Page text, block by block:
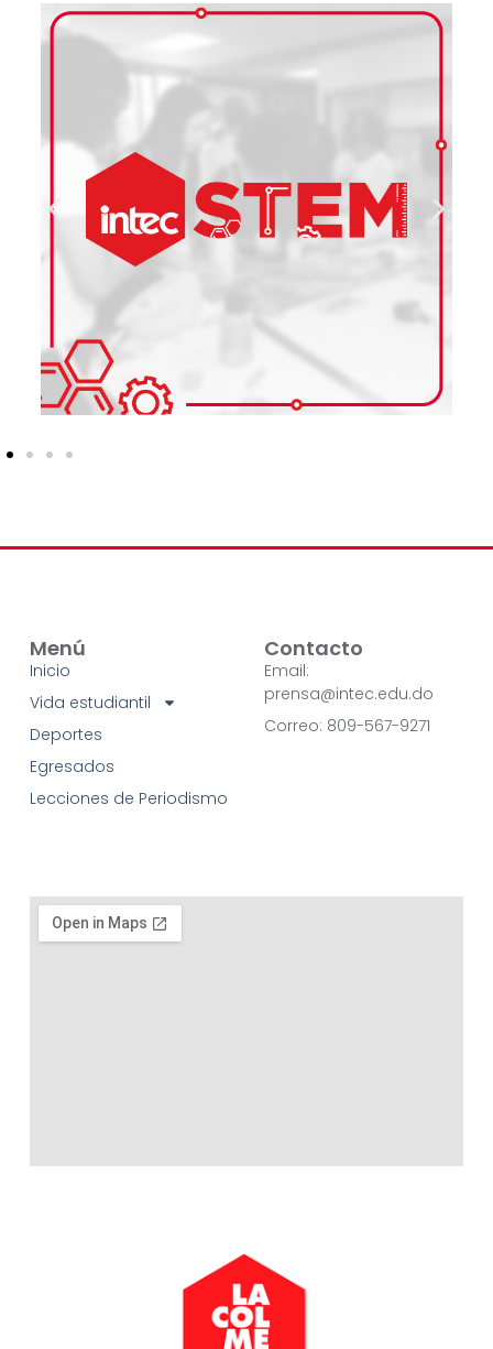
Menú
Inicio
Vida estudiantil
Deportes
Egresados
Lecciones de Periodismo
Contacto
Email:
prensa@intec.edu.do
Correo: 809-567-9271